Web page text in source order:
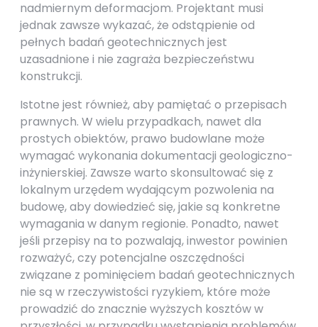
nadmiernym deformacjom. Projektant musi
jednak zawsze wykazać, że odstąpienie od
pełnych badań geotechnicznych jest
uzasadnione i nie zagraża bezpieczeństwu
konstrukcji.
Istotne jest również, aby pamiętać o przepisach
prawnych. W wielu przypadkach, nawet dla
prostych obiektów, prawo budowlane może
wymagać wykonania dokumentacji geologiczno-
inżynierskiej. Zawsze warto skonsultować się z
lokalnym urzędem wydającym pozwolenia na
budowę, aby dowiedzieć się, jakie są konkretne
wymagania w danym regionie. Ponadto, nawet
jeśli przepisy na to pozwalają, inwestor powinien
rozważyć, czy potencjalne oszczędności
związane z pominięciem badań geotechnicznych
nie są w rzeczywistości ryzykiem, które może
prowadzić do znacznie wyższych kosztów w